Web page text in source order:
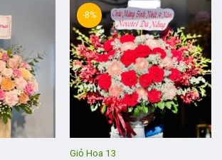
-8%
Giỏ Hoa 13